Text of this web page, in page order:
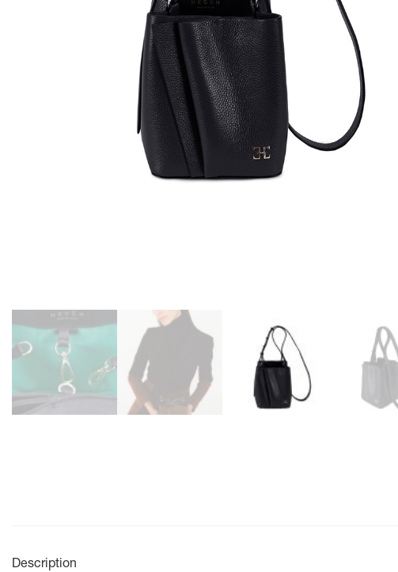
Description